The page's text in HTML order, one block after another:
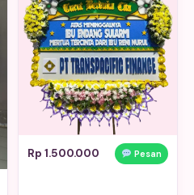
Rp 1.500.000 Pesan